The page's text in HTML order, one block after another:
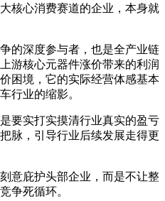
核心消费赛道的企业，本身就
的深度参与者，也是全产业链
游核心元器件涨价带来的利润
困境，它的实际经营体感基本
行业的缩影。
要实打实摸清行业真实的盈亏
脉，引导行业后续发展走得更
意庇护头部企业，而是不让整
争死循环。